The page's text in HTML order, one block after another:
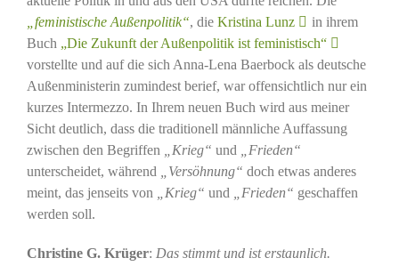
„feministische Außenpolitik“, die Kristina Lunz
in ihrem
Buch „Die Zukunft der Außenpolitik ist feministisch“
vorstellte und auf die sich Anna-Lena Baerbock als deutsche
Außenministerin zumindest berief, war offensichtlich nur ein
kurzes Intermezzo. In Ihrem neuen Buch wird aus meiner
Sicht deutlich, dass die traditionell männliche Auffassung
zwischen den Begriffen
„Krieg“ und
„Frieden“
unterscheidet, während
„Versöhnung“ doch etwas anderes
meint, das jenseits von
„Krieg“ und „Frieden“ geschaffen
werden soll.
Christine G. Krüger: Das stimmt und ist erstaunlich.